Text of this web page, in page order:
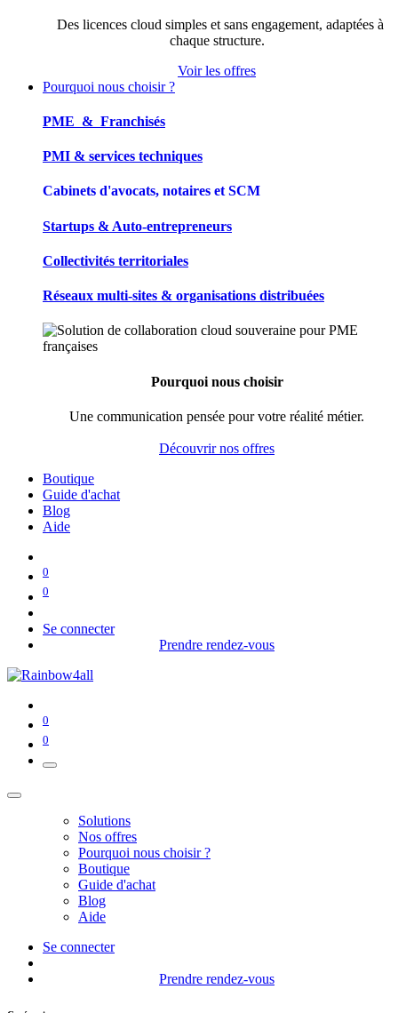
Des licences cloud simples et sans engagement, adaptées à
chaque structure.
Voir les offres
Pourquoi nous choisir ?
PME & Franchisés
PMI & services techniques
Cabinets d'avocats, notaires et SCM
Startups & Auto-entrepreneurs
Collectivités territoriales
Réseaux multi-sites & organisations distribuées
Pourquoi nous choisir
Une communication pensée pour votre réalité métier.
Découvrir nos offres
Boutique
Guide d'achat
Blog
Aide
0
0
Se connecter
Prendre rendez-vous
0
0
Solutions
Nos offres
Pourquoi nous choisir ?
Boutique
Guide d'achat
Blog
Aide
Se connecter
Prendre rendez-vous